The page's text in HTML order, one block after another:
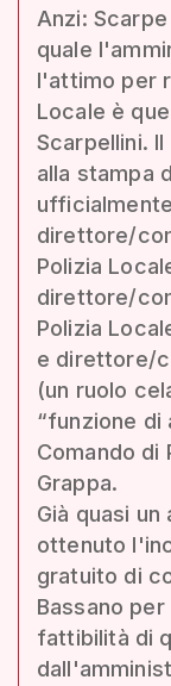
Anzi:
quale
l'attimo per
Locale è
Scarpellini.
alla stampa
direttore/
Polizia
direttore/
Polizia
e direttore/
(un ruolo
“funzione di
Comando di
Grappa.
Già quasi
ottenuto
gratuito di
Bassano
fattibilità di